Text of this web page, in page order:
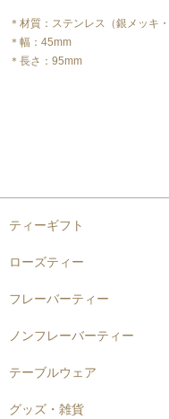
＊材質：ステンレス（銀メッキ
＊幅：45mm
＊長さ：95mm
ティーギフト
ローズティー
フレーバーティー
ノンフレーバーティー
テーブルウェア
グッズ・雑貨